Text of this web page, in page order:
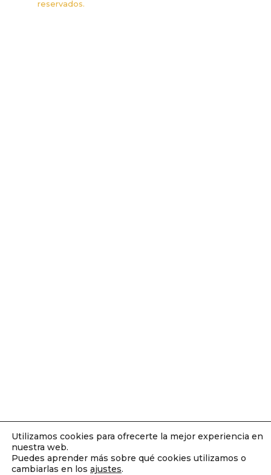
reservados.
Utilizamos cookies para ofrecerte la mejor experiencia en
nuestra web.
Puedes aprender más sobre qué cookies utilizamos o
cambiarlas en los ajustes.